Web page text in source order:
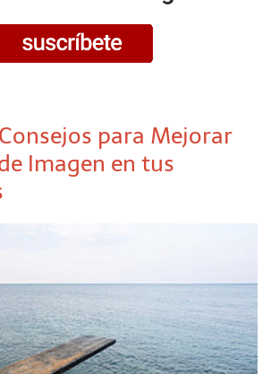
para Mejorar
Imagen en tus